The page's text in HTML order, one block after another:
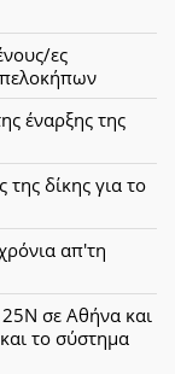
ες
έναρξης της
δίκης για το
απ'τη
σε Αθήνα και
το σύστημα